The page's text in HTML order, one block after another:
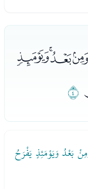
ﯨ
بَعْدُ وَيَوْمَئِذٍ يَفْرَحُ